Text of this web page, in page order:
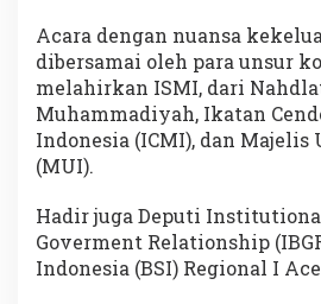
Acara dengan nuansa
dibersamai oleh para unsur
melahirkan ISMI, dari
Muhammadiyah, Ikatan
Indonesia (ICMI), dan Majelis
(MUI).
Hadir juga Deputi
Goverment Relationship
Indonesia (BSI) Regional I